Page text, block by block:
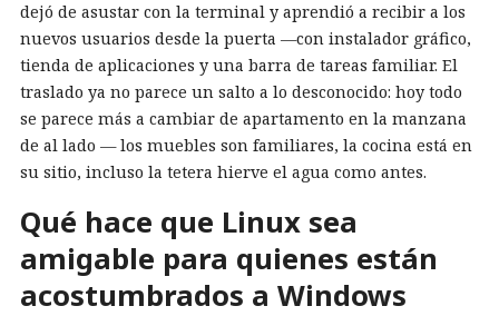
dejó de asustar con la terminal y aprendió a recibir a los
nuevos usuarios desde la puerta —con instalador gráfico,
tienda de aplicaciones y una barra de tareas familiar. El
traslado ya no parece un salto a lo desconocido: hoy todo
se parece más a cambiar de apartamento en la manzana
de al lado — los muebles son familiares, la cocina está en
su sitio, incluso la tetera hierve el agua como antes.
Qué hace que Linux sea
amigable para quienes están
acostumbrados a Windows